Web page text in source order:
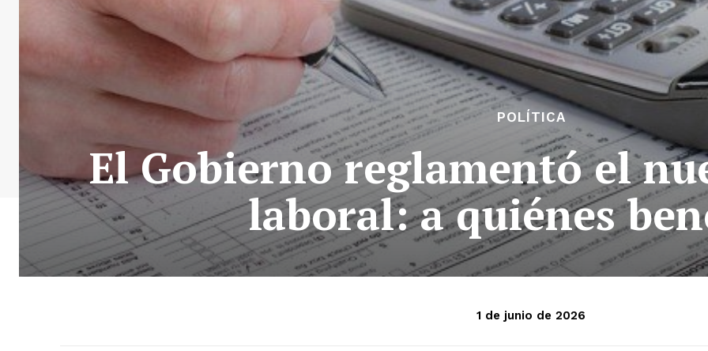
POLÍTICA
El Gobierno reglamentó el
laboral: a quiénes
1 de junio de 2026